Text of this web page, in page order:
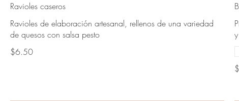
Ravioles caseros
Ravioles de elaboración artesanal, rellenos de una variedad
de quesos con salsa pesto
$6.50